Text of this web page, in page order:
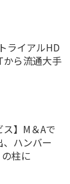
ライアルHD
ら流通大手
ス】M＆Aで
、ハンバー
柱に